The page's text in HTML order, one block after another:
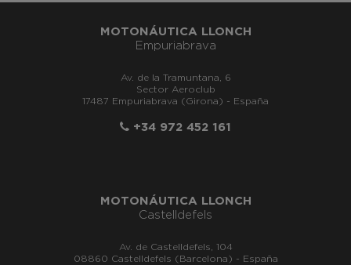
MOTONÁUTICA LLONCH
Empuriabrava
Av. de la Tramuntana, 6
Sector Aeroclub
17487 Empuriabrava (Girona) - España
+34 972 452 161
MOTONÁUTICA LLONCH
Castelldefels
Av. de Castelldefels, 104
08860 Castelldefels (Barcelona) - España